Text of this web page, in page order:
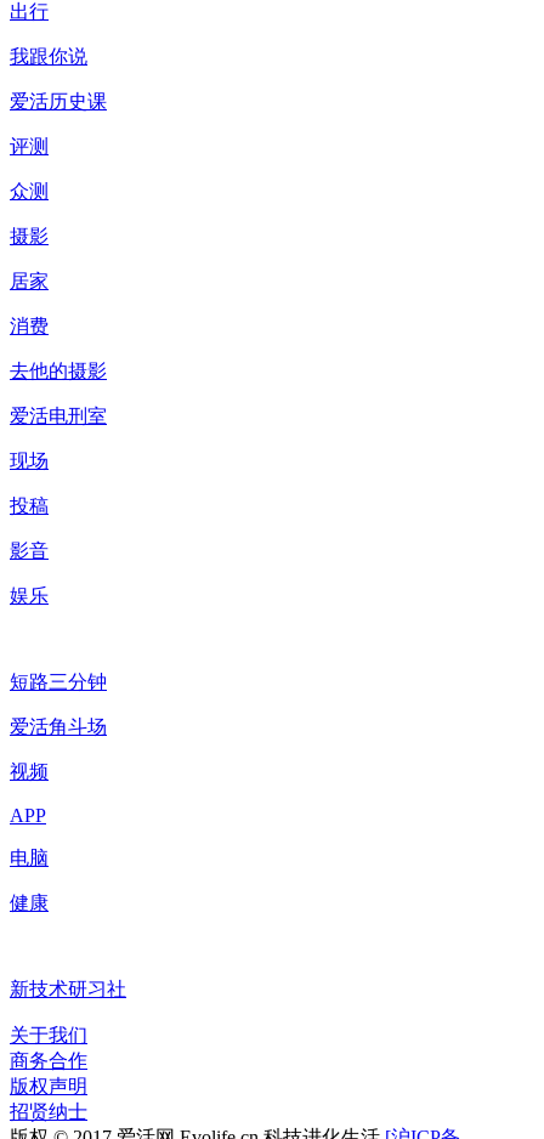
出行
我跟你说
爱活历史课
评测
众测
摄影
居家
消费
去他的摄影
爱活电刑室
现场
投稿
影音
娱乐
短路三分钟
爱活角斗场
视频
APP
电脑
健康
新技术研习社
关于我们
商务合作
版权声明
招贤纳士